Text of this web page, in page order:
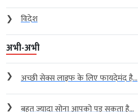
❯
विदेश
अभी-अभी
❯ अच्छी सेक्स लाइफ के लिए फायदेमंद है...
❯